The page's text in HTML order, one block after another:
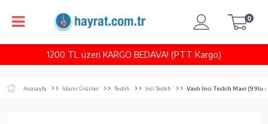
1200 TL üzeri KARGO BEDAVA! (PTT Kargo)
0
Anasayfa İslami Ürünler Tesbih İnci Tesbih Vavlı İnci Tesbih Mavi (99lu